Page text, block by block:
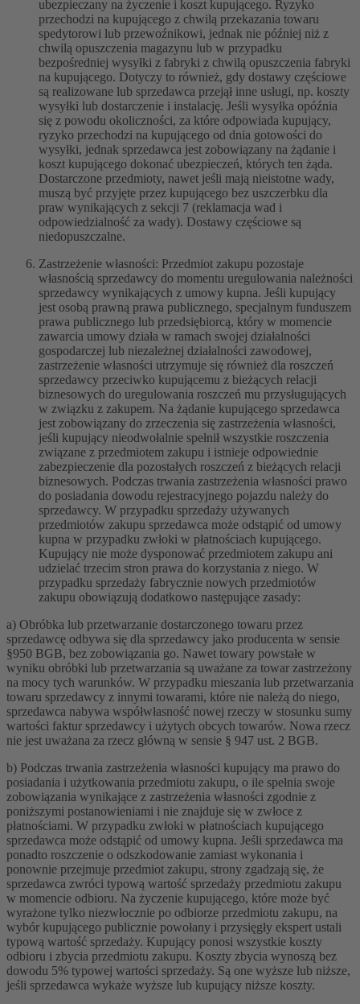
ubezpieczany na życzenie i koszt kupującego. Ryzyko
przechodzi na kupującego z chwilą przekazania towaru
spedytorowi lub przewoźnikowi, jednak nie później niż z
chwilą opuszczenia magazynu lub w przypadku
bezpośredniej wysyłki z fabryki z chwilą opuszczenia fabryki
na kupującego. Dotyczy to również, gdy dostawy częściowe
są realizowane lub sprzedawca przejął inne usługi, np. koszty
wysyłki lub dostarczenie i instalację. Jeśli wysyłka opóźnia
się z powodu okoliczności, za które odpowiada kupujący,
ryzyko przechodzi na kupującego od dnia gotowości do
wysyłki, jednak sprzedawca jest zobowiązany na żądanie i
koszt kupującego dokonać ubezpieczeń, których ten żąda.
Dostarczone przedmioty, nawet jeśli mają nieistotne wady,
muszą być przyjęte przez kupującego bez uszczerbku dla
praw wynikających z sekcji 7 (reklamacja wad i
odpowiedzialność za wady). Dostawy częściowe są
niedopuszczalne.
Zastrzeżenie własności: Przedmiot zakupu pozostaje
własnością sprzedawcy do momentu uregulowania należności
sprzedawcy wynikających z umowy kupna. Jeśli kupujący
jest osobą prawną prawa publicznego, specjalnym funduszem
prawa publicznego lub przedsiębiorcą, który w momencie
zawarcia umowy działa w ramach swojej działalności
gospodarczej lub niezależnej działalności zawodowej,
zastrzeżenie własności utrzymuje się również dla roszczeń
sprzedawcy przeciwko kupującemu z bieżących relacji
biznesowych do uregulowania roszczeń mu przysługujących
w związku z zakupem. Na żądanie kupującego sprzedawca
jest zobowiązany do zrzeczenia się zastrzeżenia własności,
jeśli kupujący nieodwołalnie spełnił wszystkie roszczenia
związane z przedmiotem zakupu i istnieje odpowiednie
zabezpieczenie dla pozostałych roszczeń z bieżących relacji
biznesowych. Podczas trwania zastrzeżenia własności prawo
do posiadania dowodu rejestracyjnego pojazdu należy do
sprzedawcy. W przypadku sprzedaży używanych
przedmiotów zakupu sprzedawca może odstąpić od umowy
kupna w przypadku zwłoki w płatnościach kupującego.
Kupujący nie może dysponować przedmiotem zakupu ani
udzielać trzecim stron prawa do korzystania z niego. W
przypadku sprzedaży fabrycznie nowych przedmiotów
zakupu obowiązują dodatkowo następujące zasady:
a) Obróbka lub przetwarzanie dostarczonego towaru przez
sprzedawcę odbywa się dla sprzedawcy jako producenta w sensie
§950 BGB, bez zobowiązania go. Nawet towary powstałe w
wyniku obróbki lub przetwarzania są uważane za towar zastrzeżony
na mocy tych warunków. W przypadku mieszania lub przetwarzania
towaru sprzedawcy z innymi towarami, które nie należą do niego,
sprzedawca nabywa współwłasność nowej rzeczy w stosunku sumy
wartości faktur sprzedawcy i użytych obcych towarów. Nowa rzecz
nie jest uważana za rzecz główną w sensie § 947 ust. 2 BGB.
b) Podczas trwania zastrzeżenia własności kupujący ma prawo do
posiadania i użytkowania przedmiotu zakupu, o ile spełnia swoje
zobowiązania wynikające z zastrzeżenia własności zgodnie z
poniższymi postanowieniami i nie znajduje się w zwłoce z
płatnościami. W przypadku zwłoki w płatnościach kupującego
sprzedawca może odstąpić od umowy kupna. Jeśli sprzedawca ma
ponadto roszczenie o odszkodowanie zamiast wykonania i
ponownie przejmuje przedmiot zakupu, strony zgadzają się, że
sprzedawca zwróci typową wartość sprzedaży przedmiotu zakupu
w momencie odbioru. Na życzenie kupującego, które może być
wyrażone tylko niezwłocznie po odbiorze przedmiotu zakupu, na
wybór kupującego publicznie powołany i przysięgły ekspert ustali
typową wartość sprzedaży. Kupujący ponosi wszystkie koszty
odbioru i zbycia przedmiotu zakupu. Koszty zbycia wynoszą bez
dowodu 5% typowej wartości sprzedaży. Są one wyższe lub niższe,
jeśli sprzedawca wykaże wyższe lub kupujący niższe koszty.